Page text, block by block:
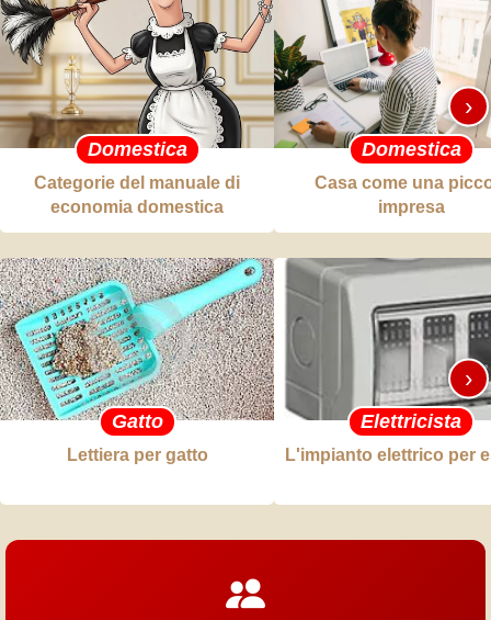
Domestica
Categorie del manuale di
economia domestica
Domestica
Casa come una
impresa
›
Gatto
Lettiera per gatto
Elettricista
L'impianto elettrico per
›